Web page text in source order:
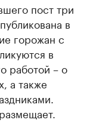
пост три
в
горожан с
в
работой – о
а также